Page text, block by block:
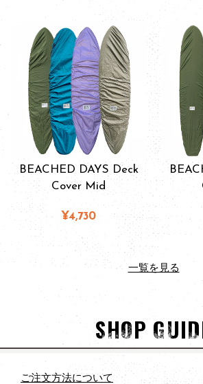
BEACHED DAYS Deck
Cover Mid
¥4,730
一覧を見る
SHOP
ご注文方法について